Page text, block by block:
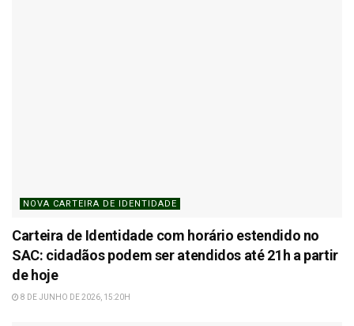
NOVA CARTEIRA DE IDENTIDADE
Carteira de Identidade com horário estendido no
SAC: cidadãos podem ser atendidos até 21h a partir
de hoje
8 DE JUNHO DE 2026, 15:20H